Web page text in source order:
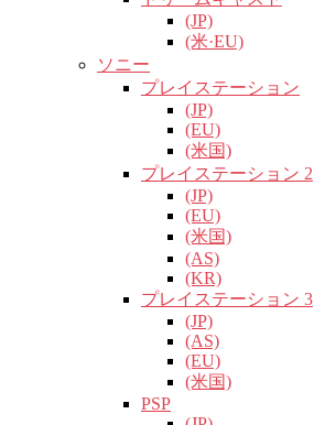
(JP)
(米·EU)
ソニー
プレイステーション
(JP)
(EU)
(米国)
プレイステーション 2
(JP)
(EU)
(米国)
(AS)
(KR)
プレイステーション 3
(JP)
(AS)
(EU)
(米国)
PSP